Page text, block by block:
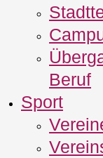
Beruf
Sport